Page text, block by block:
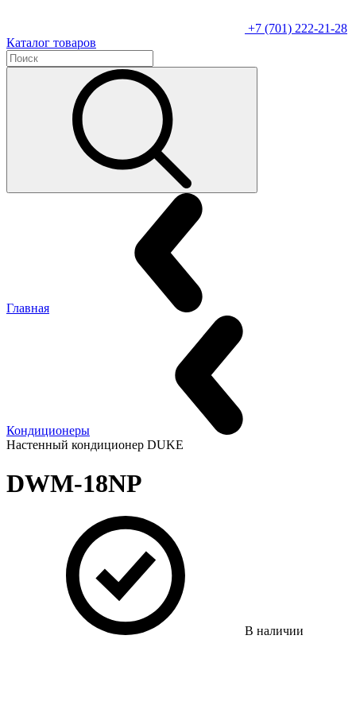
+7 (701) 222-21-28
Каталог товаров
Главная
Кондиционеры
Настенный кондиционер DUKE
DWM-18NP
В наличии